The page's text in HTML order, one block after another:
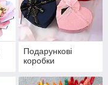
Подарункові
коробки